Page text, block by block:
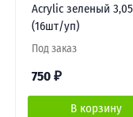
Acrylic зеленый
(16шт/уп)
Под заказ
750 ₽
В корзину